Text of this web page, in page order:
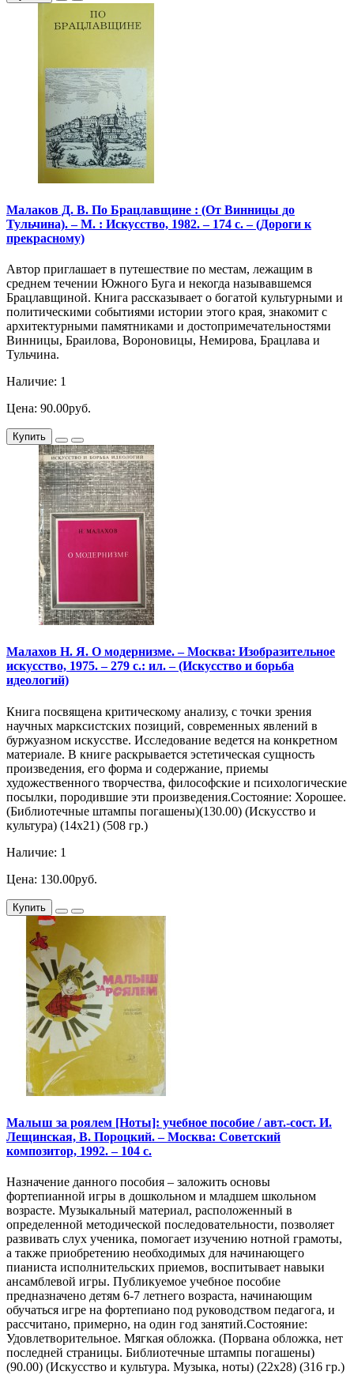
Малаков Д. В. По Брацлавщине : (От Винницы до
Тульчина). – М. : Искусство, 1982. – 174 с. – (Дороги к
прекрасному)
Автор приглашает в путешествие по местам, лежащим в
среднем течении Южного Буга и некогда называвшемся
Брацлавщиной. Книга рассказывает о богатой культурными и
политическими событиями истории этого края, знакомит с
архитектурными памятниками и достопримечательностями
Винницы, Браилова, Вороновицы, Немирова, Брацлава и
Тульчина.
Наличие: 1
Цена: 90.00руб.
Купить
Малахов Н. Я. О модернизме. – Москва: Изобразительное
искусство, 1975. – 279 с.: ил. – (Искусство и борьба
идеологий)
Книга посвящена критическому анализу, с точки зрения
научных марксистских позиций, современных явлений в
буржуазном искусстве. Исследование ведется на конкретном
материале. В книге раскрывается эстетическая сущность
произведения, его форма и содержание, приемы
художественного творчества, философские и психологические
посылки, породившие эти произведения.Состояние: Хорошее.
(Библиотечные штампы погашены)(130.00) (Искусство и
культура) (14х21) (508 гр.)
Наличие: 1
Цена: 130.00руб.
Купить
Малыш за роялем [Ноты]: учебное пособие / авт.-сост. И.
Лещинская, В. Пороцкий. – Москва: Советский
композитор, 1992. – 104 с.
Назначение данного пособия – заложить основы
фортепианной игры в дошкольном и младшем школьном
возрасте. Музыкальный материал, расположенный в
определенной методической последовательности, позволяет
развивать слух ученика, помогает изучению нотной грамоты,
а также приобретению необходимых для начинающего
пианиста исполнительских приемов, воспитывает навыки
ансамблевой игры. Публикуемое учебное пособие
предназначено детям 6-7 летнего возраста, начинающим
обучаться игре на фортепиано под руководством педагога, и
рассчитано, примерно, на один год занятий.Состояние:
Удовлетворительное. Мягкая обложка. (Порвана обложка, нет
последней страницы. Библиотечные штампы погашены)
(90.00) (Искусство и культура. Музыка, ноты) (22х28) (316 гр.)